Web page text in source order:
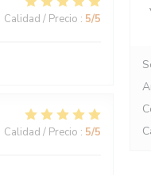
Calidad / Precio : 5/5
Calidad / Precio : 5/5